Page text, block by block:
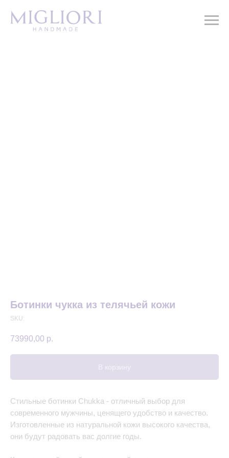
Ботинки чукка из телячьей кожи
SKU:
73990,00 р.
В корзину
Стильные ботинки Chukka - отличный выбор для
современного мужчины, ценящего удобство и качество.
Изготовленные из натуральной кожи высокого качества,
они будут радовать вас долгие годы.